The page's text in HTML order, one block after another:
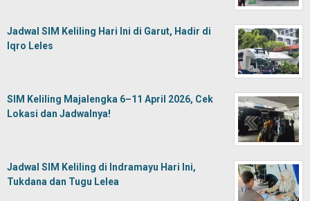
Jadwal SIM Keliling Hari Ini di Garut, Hadir di
Iqro Leles
SIM Keliling Majalengka 6–11 April 2026, Cek
Lokasi dan Jadwalnya!
Jadwal SIM Keliling di Indramayu Hari Ini,
Tukdana dan Tugu Lelea